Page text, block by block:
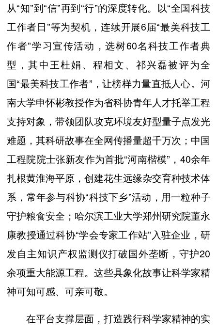
从“知”到“信”再到“行”的深度转化。以“全国科技
工作者日”等为契机，连续开展6届“最美科技工
作者”学习宣传活动，选树60名科技工作者典
型，其中王杜娟、程相文、祁兴磊被评为全
国“最美科技工作者”，让榜样力量直抵人心。河
南大学申怀彬教授作为省科协青年人才托举工程
支持对象，带领团队攻克环境友好型量子点发光
难题，其科研故事在全网传播量超千万次；中国
工程院院士张新友作为首批“河南楷模”，40余年
扎根黄淮海平原，创建花生远缘杂交育种技术体
系，常年参与科协“科技下乡”活动，用一粒种子
守护粮食安全；哈尔滨工业大学郑州研究院董永
康教授通过科协“学会专家工作站”入驻企业，研
发自主知识产权监测仪打破国外垄断，守护20
余项重大能源工程。这些具象化故事让科学家精
神可知可感、可亲可敬。
在平台支撑层面，打造践行科学家精神的实